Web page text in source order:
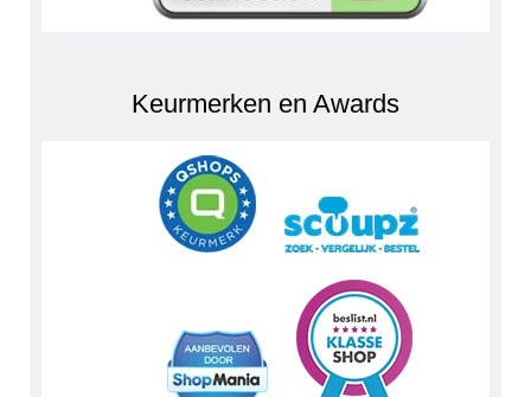
Keurmerken en Awards